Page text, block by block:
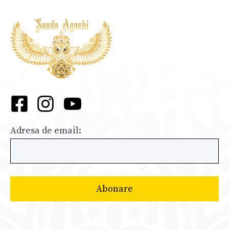
Adresa de email: